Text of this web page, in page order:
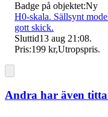
Badge på objektet:Ny
H0-skala. Sällsynt
gott skick.
Sluttid13 aug 21:08.
Pris:199 kr,Utropspris.
Andra har även